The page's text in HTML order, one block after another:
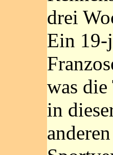
drei
Ein 19-
was die
in
anderen